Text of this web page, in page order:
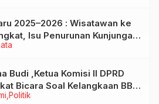
2025–2026 : Wisatawan ke
Isu Penurunan Kunjungan
Politik
Budi ,Ketua Komisi II DPRD
Bicara Soal Kelangkaan BBM
Jenis Solar